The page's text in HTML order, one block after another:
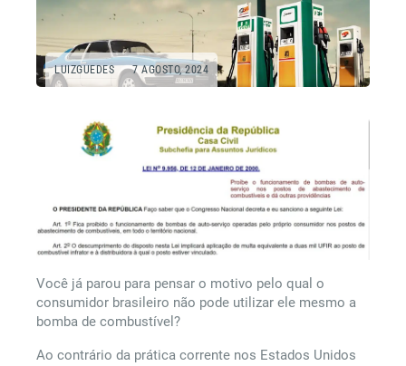
LUIZGUEDES 7 AGOSTO, 2024
Você já parou para pensar o motivo pelo qual o
consumidor brasileiro não pode utilizar ele mesmo a
bomba de combustível?
Ao contrário da prática corrente nos Estados Unidos